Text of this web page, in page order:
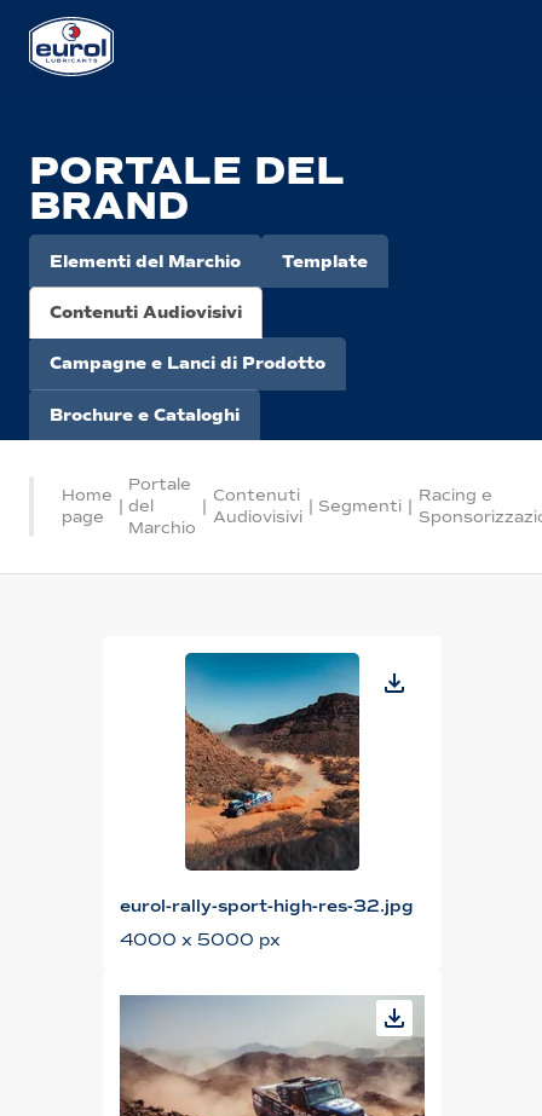
PORTALE DEL
BRAND
Elementi del Marchio Template
Contenuti Audiovisivi
Campagne e Lanci di Prodotto
Brochure e Cataloghi
Home
page
|
Portale
del
Marchio
|
Contenuti
Audiovisivi
| Segmenti |
Racing e
eurol-rally-sport-high-res-32.jpg
4000 x 5000 px